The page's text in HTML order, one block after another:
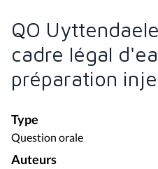
QO
cadre légal
préparation
Type
Question orale
Auteurs